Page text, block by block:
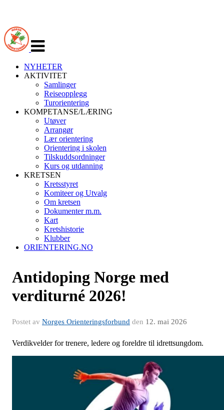
navigasjon
NYHETER
AKTIVITET
Samlinger
Reiseopplegg
Turorientering
KOMPETANSE/LÆRING
Utøver
Arrangør
Lær orientering
Orientering i skolen
Tilskuddsordninger
Kurs og utdanning
KRETSEN
Kretsstyret
Komiteer og Utvalg
Om kretsen
Dokumenter m.m.
Kart
Kretshistorie
Klubber
ORIENTERING.NO
Antidoping Norge med
verditurné 2026!
Postet av Norges Orienteringsforbund den 12. mai 2026
Verdikvelder for trenere, ledere og foreldre til idrettsungdom.